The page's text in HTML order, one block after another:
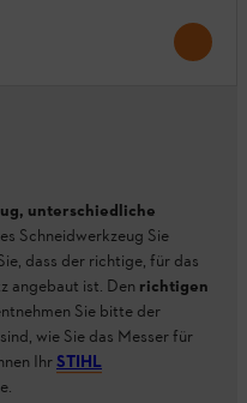
unterschiedliche
Schneidwerkzeug Sie
dass der richtige, für das
angebaut ist. Den richtigen
Sie bitte der
wie Sie das Messer für
IhrSTIHL